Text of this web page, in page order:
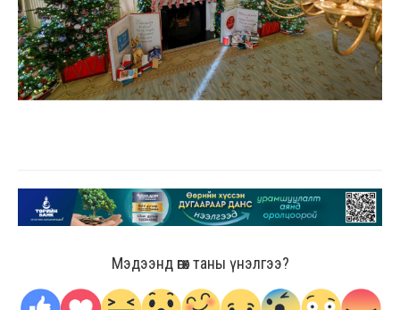
Мэдээнд өгөх таны үнэлгээ?